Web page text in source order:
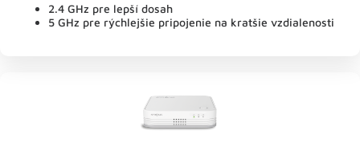
2.4 GHz pre lepší dosah
5 GHz pre rýchlejšie pripojenie na kratšie vzdialenosti